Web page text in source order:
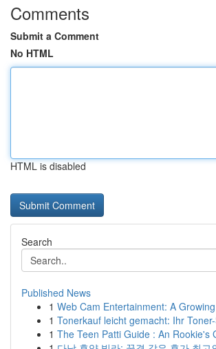
Comments
Submit a Comment
No HTML
HTML is disabled
Search
Published News
1 Web Cam Entertainment: A
1 Tonerkauf leicht gemacht: Ihr
1 The Teen Patti Guide : An Rookie's